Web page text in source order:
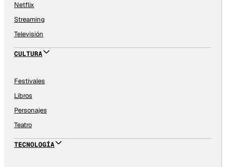
Netflix
Streaming
Televisión
CULTURA
Festivales
Libros
Personajes
Teatro
TECNOLOGÍA